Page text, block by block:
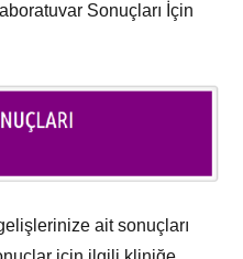
Sonuçları İçin
ait sonuçları